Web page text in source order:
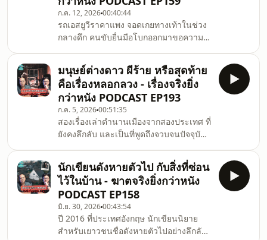
เกี่ยวข้อง17:22 Part 02 แผนการร้ายเริ่ม
ต้นขึ้น25:21 Part 03 ตำรวจออกไล
ล่า37:31 Part 04 การจับกุมคนร้าย50:17
Part05 ตามหาตัวบรูกส์01:00:43 Part 06
ก่อกำเนิดการจลาจล.สมัครเป็นสมาชิก
ก.ค. 12, 202600:40:44
รถเอสยูวีราคาแพง จอดเกยทางเท้าในช่วง
กลางดึก คนขับยื่นมือโบกออกมาขอความ
เผยเรื่องลับ ความสัมพันธ์เป็นพิษ ที่กลาย
เป็นข่าวดังไปทั่วกรุงฮานอยในปี 2009
.สมัครเป็นสมาชิกช่องชวนดูดะได้ฟัง
PODCAST ตอนพิเศษรวมถึงฟังตอนปกติได้
แบบไม่มีโฆษณาที่
นี่youtube.com/channel/
พวกเราได้
ทางchuandoda@gmail.comfacebook.com/
มนุษย์ต่างดาว ผีร้าย หรือสุดท้าย
คือเรื่องหลอกลวง - เรื่องจริงยิ่ง
กว่าหนัง PODCAST EP193
ก.ค. 5, 202600:51:35
สองเรื่องเล่าตำนานเมืองจากสองประเทศ ที่
ยังคงลึกลับ และเป็นที่พูดถึงจวบจนปัจจุบัน
หนึ่งหญิงสาวที่ถูกวิญญาณร้ายตามรัง
ควาญ.00:00 เปิดรายการ03:44 เรื่องที่ 1
Kelly–Hopkinsville encounter29:03
เรื่องที่ 2 The Great Amherst
mystery.สมัครเป็นสมาชิกช่องชวนดูดะได้
ฟัง PODCAST ตอนพิเศษรวมถึงฟังตอนปกติ
ได้แบบไม่มีโฆษณาที่
นักเขียนดังหายตัวไป กับสิ่งที่ซ่อน
ไว้ในบ้าน - ฆาตจริงยิ่งกว่าหนัง
PODCAST EP158
มิ.ย. 30, 202600:43:54
ปี 2016 ที่ประเทศอังกฤษ นักเขียนนิยาย
สำหรับเยาวชนชื่อดังหายตัวไปอย่างลึกลับ